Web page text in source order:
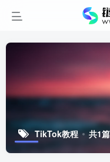
TikTok教程 共1篇